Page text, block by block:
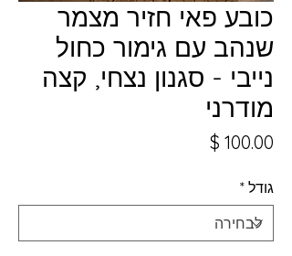
כובע פאי חזיר מצמר
שנהב עם גימור כחול
נייבי - סגנון נצחי, קצה
מודרני
מחיר
גודל *